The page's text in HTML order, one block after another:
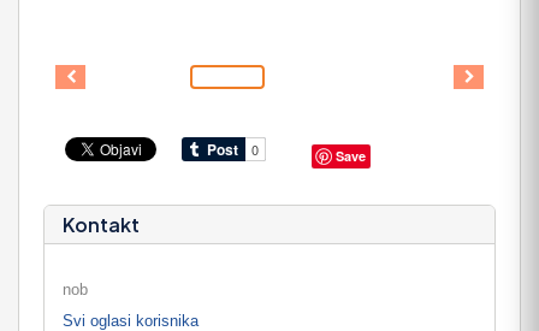
Save
Kontakt
nob
Svi oglasi korisnika